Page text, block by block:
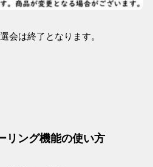
会は終了となります。
リング機能の使い方